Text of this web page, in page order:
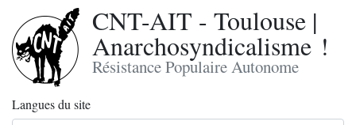
CNT-AIT - Toulouse |
Anarchosyndicalisme !
Résistance Populaire Autonome
Langues du site